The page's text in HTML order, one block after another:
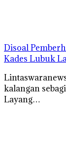
Disoal
Kades Lubuk
kalangan
Layang…